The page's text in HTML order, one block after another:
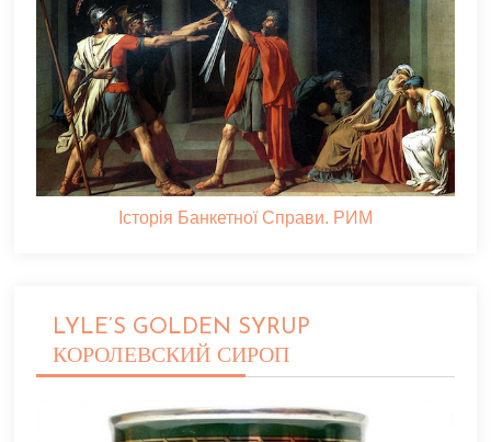
Історія Банкетної Справи. РИМ
LYLE’S GOLDEN SYRUP
КОРОЛЕВСКИЙ СИРОП